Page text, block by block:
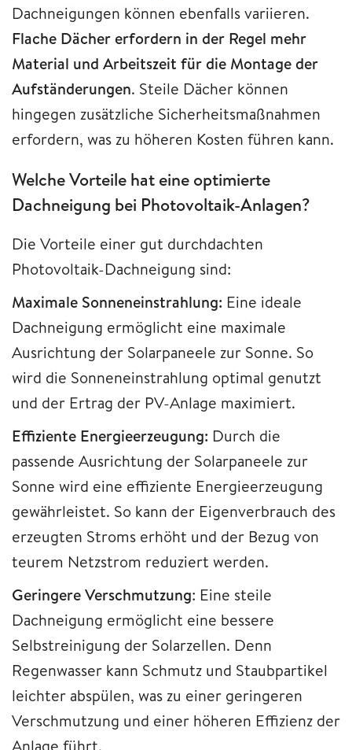
Dachneigungen können ebenfalls variieren.
Flache Dächer erfordern in der Regel mehr
Material und Arbeitszeit für die Montage der
Aufständerungen. Steile Dächer können
hingegen zusätzliche Sicherheitsmaßnahmen
erfordern, was zu höheren Kosten führen kann.
Welche Vorteile hat eine optimierte
Dachneigung bei Photovoltaik-Anlagen?
Die Vorteile einer gut durchdachten
Photovoltaik-Dachneigung sind:
Maximale Sonneneinstrahlung: Eine ideale
Dachneigung ermöglicht eine maximale
Ausrichtung der Solarpaneele zur Sonne. So
wird die Sonneneinstrahlung optimal genutzt
und der Ertrag der PV-Anlage maximiert.
Effiziente Energieerzeugung: Durch die
passende Ausrichtung der Solarpaneele zur
Sonne wird eine effiziente Energieerzeugung
gewährleistet. So kann der Eigenverbrauch des
erzeugten Stroms erhöht und der Bezug von
teurem Netzstrom reduziert werden.
Geringere Verschmutzung: Eine steile
Dachneigung ermöglicht eine bessere
Selbstreinigung der Solarzellen. Denn
Regenwasser kann Schmutz und Staubpartikel
leichter abspülen, was zu einer geringeren
Verschmutzung und einer höheren Effizienz der
Anlage führt.